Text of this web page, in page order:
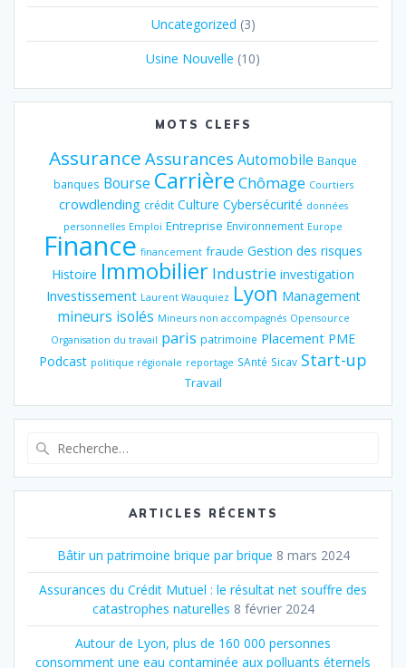
Uncategorized (3)
Usine Nouvelle (10)
MOTS CLEFS
Assurance Assurances Automobile Banque
banques Bourse Carrière Chômage Courtiers
crowdlending crédit Culture Cybersécurité données
personnelles Emploi Entreprise Environnement Europe
Finance financement fraude Gestion des risques
Histoire Immobilier Industrie investigation
Investissement Laurent Wauquiez Lyon Management
mineurs isolés Mineurs non accompagnés Opensource
Organisation du travail paris patrimoine Placement PME
Podcast politique régionale reportage SAnté Sicav Start-up
Travail
:
ARTICLES RÉCENTS
Bâtir un patrimoine brique par brique 8 mars 2024
Assurances du Crédit Mutuel : le résultat net souffre des
catastrophes naturelles 8 février 2024
Autour de Lyon, plus de 160 000 personnes
consomment une eau contaminée aux polluants éternels